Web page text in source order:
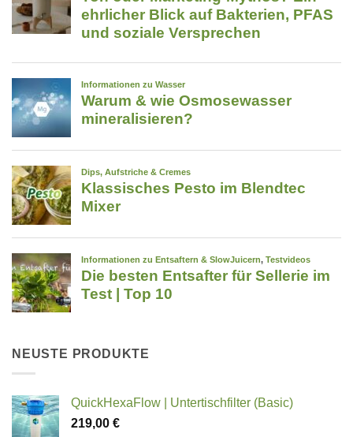
NEUSTE PRODUKTE
QuickHexaFlow | Untertischfilter (Basic)
219,00 €